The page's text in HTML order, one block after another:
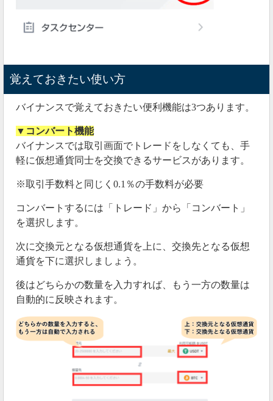
覚えておきたい使い方
バイナンスで覚えておきたい便利機能は3つあります。
▼コンバート機能
バイナンスでは取引画面でトレードをしなくても、手
軽に仮想通貨同士を交換できるサービスがあります。
※取引手数料と同じく0.1％の手数料が必要
コンバートするには「トレード」から「コンバート」
を選択します。
次に交換元となる仮想通貨を上に、交換先となる仮想
通貨を下に選択しましょう。
後はどちらかの数量を入力すれば、もう一方の数量は
自動的に反映されます。